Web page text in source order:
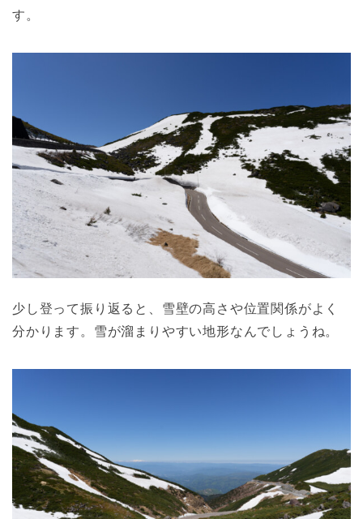
す。
少し登って振り返ると、雪壁の高さや位置関係がよく
分かります。雪が溜まりやすい地形なんでしょうね。